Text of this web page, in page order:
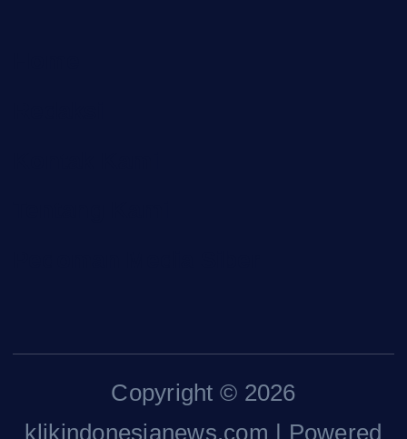
Copyright © 2026
klikindonesianews.com | Powered